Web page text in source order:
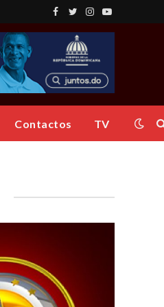
Facebook
TwitterInstagram
YouTube
Contactos TV